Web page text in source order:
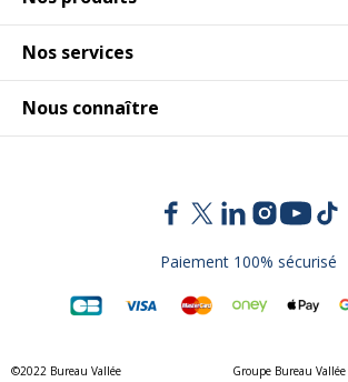
Nos services
Nous connaître
Paiement 100% sécurisé
©2022 Bureau Vallée Groupe Bureau Vallée